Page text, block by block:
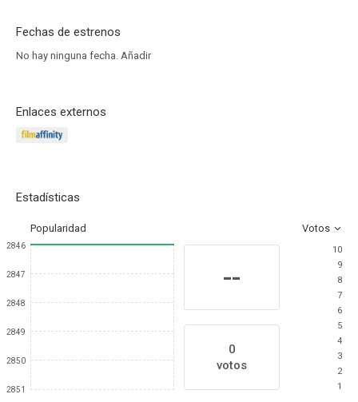
Fechas de estrenos
No hay ninguna fecha. Añadir
Enlaces externos
Estadísticas
Popularidad Votos
2846
2847
2848
2849
2850
2851
--
0
votos
10
9
8
7
6
5
4
3
2
1